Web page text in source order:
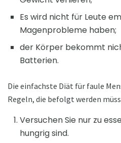
Es wird nicht für Leute
Magenprobleme haben;
der Körper bekommt
Batterien.
Die einfachste Diät für faule
Regeln, die befolgt werden
Versuchen Sie nur zu
hungrig sind.